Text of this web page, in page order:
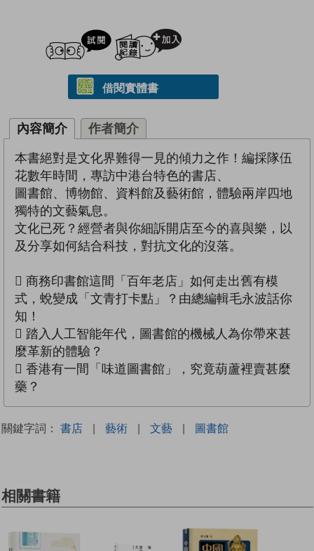
試閲
借閱實體書
內容簡介 作者簡介
本書絕對是文化界難得一見的傾力之作！編採隊伍
花數年時間，專訪中港台特色的書店、
圖書館、博物館、資料館及藝術館，體驗兩岸四地
獨特的文藝氣息。
文化已死？經營者與你細訴開店至今的喜與樂，以
及分享如何結合科技，對抗文化的沒落。
 商務印書館這間「百年老店」如何走出舊有模
式，蛻變成「文青打卡點」？由總編輯毛永波話你
知！
 踏入人工智能年代，圖書館的機械人為你帶來甚
麼革新的體驗？
 香港有一間「味道圖書館」，究竟葫蘆裡賣甚麼
藥？
關鍵字詞： 書店 | 藝術 | 文藝 | 圖書館
相關書籍